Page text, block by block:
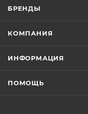
БРЕНДЫ
КОМПАНИЯ
ИНФОРМАЦИЯ
ПОМОЩЬ